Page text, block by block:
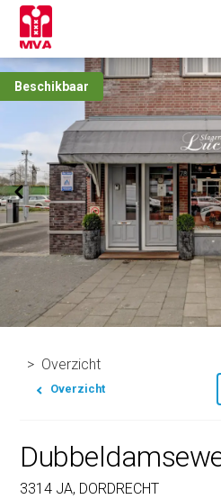
Beschikbaar
Overzicht
Overzicht
3314 JA, DORDRECHT